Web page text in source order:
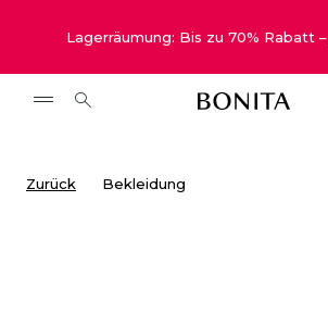
Lagerräumung: Bis zu 70% Rabatt –
Zurück Bekleidung